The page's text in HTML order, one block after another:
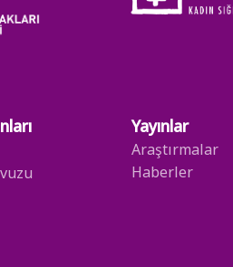
Yayınlar
Araştırmalar
Haberler